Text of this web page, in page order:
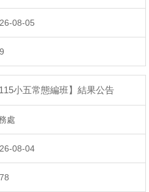
08-05
115小五常態編班】結果公告
處
08-04